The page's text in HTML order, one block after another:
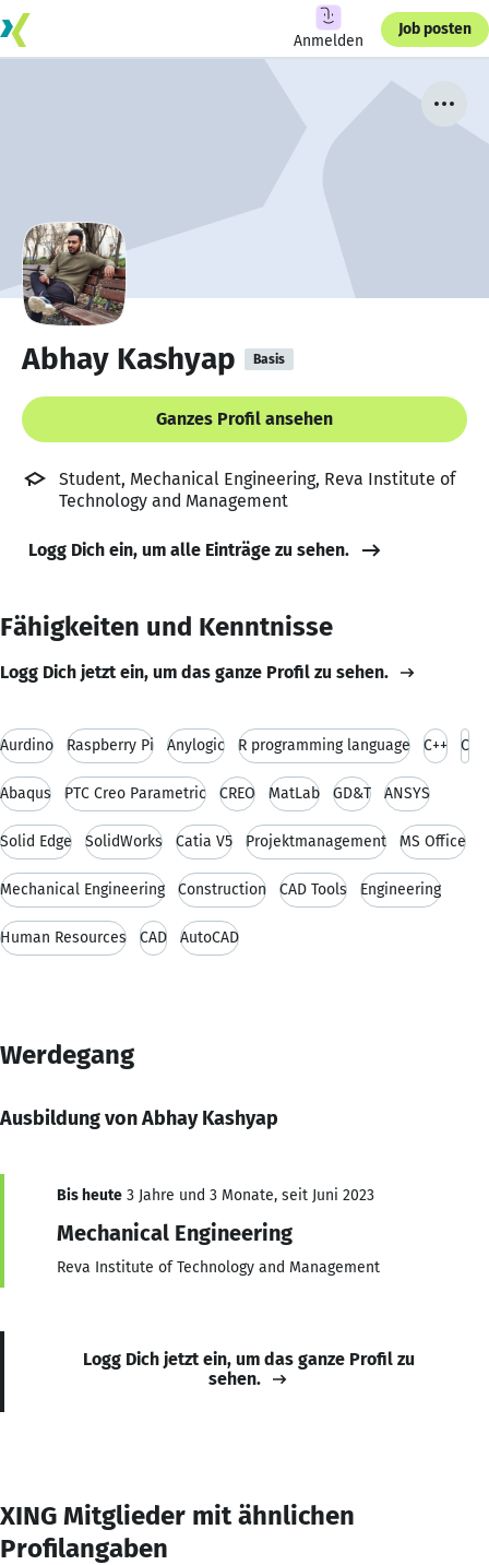
Anmelden
Job posten
Abhay Kashyap Basis
Ganzes Profil ansehen
Student, Mechanical Engineering, Reva Institute of
Technology and Management
Logg Dich ein, um alle Einträge zu sehen.
Fähigkeiten und Kenntnisse
Logg Dich jetzt ein, um das ganze Profil zu sehen.
Aurdino Raspberry Pi Anylogic R programming language C++ C
Abaqus PTC Creo Parametric CREO MatLab GD&T ANSYS
Solid Edge SolidWorks Catia V5 Projektmanagement MS Office
Mechanical Engineering Construction CAD Tools Engineering
Human Resources CAD AutoCAD
Werdegang
Ausbildung von Abhay Kashyap
Bis heute 3 Jahre und 3 Monate, seit Juni 2023
Mechanical Engineering
Reva Institute of Technology and Management
Logg Dich jetzt ein, um das ganze Profil zu
sehen.
XING Mitglieder mit ähnlichen
Profilangaben